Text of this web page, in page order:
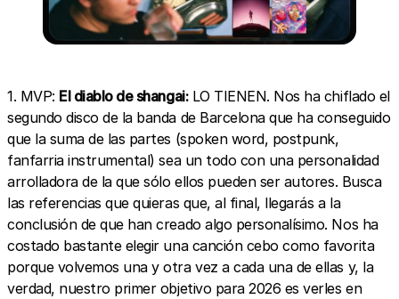
1. MVP: El diablo de shangai:LO TIENEN. Nos ha chiflado el
segundo disco de la banda de Barcelona que ha conseguido
que la suma de las partes (spoken word, postpunk,
fanfarria instrumental) sea un todo con una personalidad
arrolladora de la que sólo ellos pueden ser autores. Busca
las referencias que quieras que, al final, llegarás a la
conclusión de que han creado algo personalísimo. Nos ha
costado bastante elegir una canción cebo como favorita
porque volvemos una y otra vez a cada una de ellas y, la
verdad, nuestro primer objetivo para 2026 es verles en